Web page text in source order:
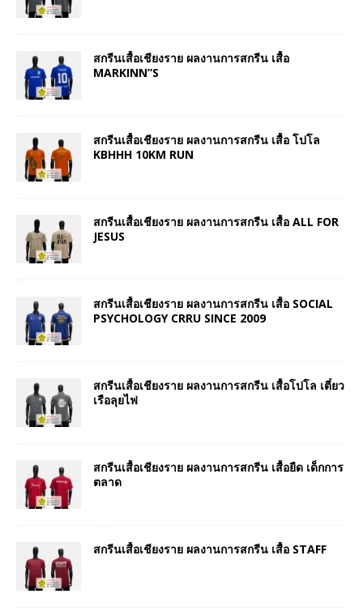
สกรีนเสื้อเชียงราย ผลงานการสกรีน เสื้อ
MARKINN”S
สกรีนเสื้อเชียงราย ผลงานการสกรีน เสื้อ โปโล
KBHHH 10KM RUN
สกรีนเสื้อเชียงราย ผลงานการสกรีน เสื้อ ALL FOR
JESUS
สกรีนเสื้อเชียงราย ผลงานการสกรีน เสื้อ SOCIAL
PSYCHOLOGY CRRU SINCE 2009
สกรีนเสื้อเชียงราย ผลงานการสกรีน เสื้อโปโล เตี๋ยว
เรือลุยไฟ
สกรีนเสื้อเชียงราย ผลงานการสกรีน เสื้อยืด เด็กการ
ตลาด
สกรีนเสื้อเชียงราย ผลงานการสกรีน เสื้อ STAFF